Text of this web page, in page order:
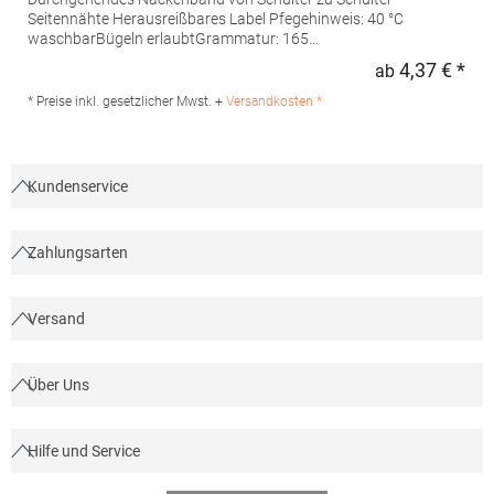
Seitennähte Herausreißbares Label Pfegehinweis: 40 °C
waschbarBügeln erlaubtGrammatur: 165
Heather: 85% Baumwolle / 15% Viskose)Angaben zur
Produktsicherheit: Herst.-Nr.: CA6502Hersteller: GORFACTORY
ab 4,37 € *
* Preise inkl. gesetzlicher Mwst. + Versandkosten *
Kundenservice
Zahlungsarten
Versand
Über Uns
Hilfe und Service